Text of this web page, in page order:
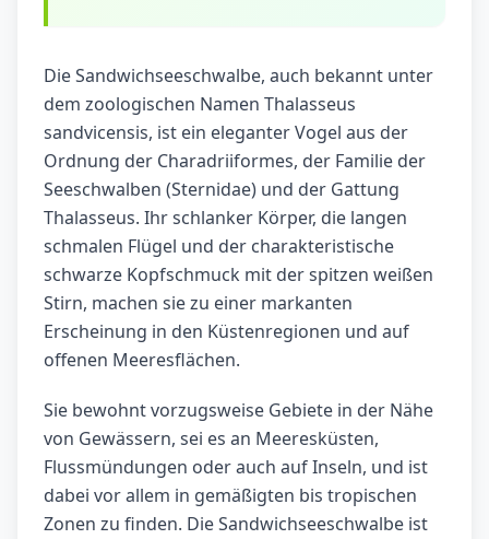
Die Sandwichseeschwalbe, auch bekannt unter
dem zoologischen Namen Thalasseus
sandvicensis, ist ein eleganter Vogel aus der
Ordnung der Charadriiformes, der Familie der
Seeschwalben (Sternidae) und der Gattung
Thalasseus. Ihr schlanker Körper, die langen
schmalen Flügel und der charakteristische
schwarze Kopfschmuck mit der spitzen weißen
Stirn, machen sie zu einer markanten
Erscheinung in den Küstenregionen und auf
offenen Meeresflächen.
Sie bewohnt vorzugsweise Gebiete in der Nähe
von Gewässern, sei es an Meeresküsten,
Flussmündungen oder auch auf Inseln, und ist
dabei vor allem in gemäßigten bis tropischen
Zonen zu finden. Die Sandwichseeschwalbe ist